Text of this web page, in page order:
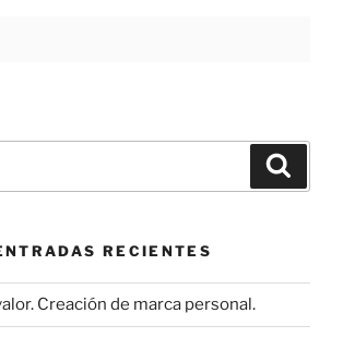
RECIENTES
Creación de marca personal.